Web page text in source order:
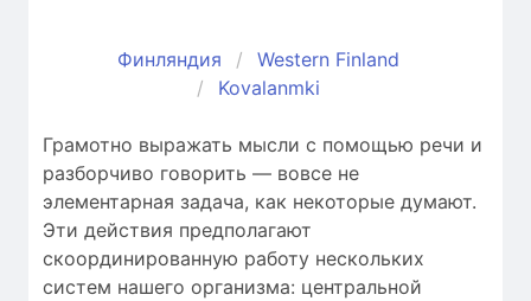
Финляндия
Western Finland
Kovalanmki
Грамотно выражать мысли с помощью речи и
разборчиво говорить — вовсе не
элементарная задача, как некоторые думают.
Эти действия предполагают
скоординированную работу нескольких
систем нашего организма: центральной